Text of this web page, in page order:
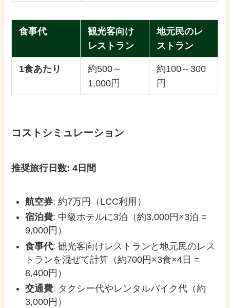
食事代
観光客向け
レストラン
地元民のレ
ストラン
1食あたり
約500～
1,000円
約100～300
円
コストシミュレーション
推奨旅行日数: 4日間
航空券: 約7万円（LCC利用）
宿泊費: 中級ホテルに3泊（約3,000円×3泊 =
9,000円）
食事代: 観光客向けレストランと地元民のレス
トランを混ぜて計算（約700円×3食×4日 =
8,400円）
交通費: タクシー代やレンタルバイク代（約
3,000円）